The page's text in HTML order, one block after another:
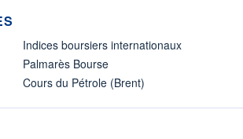
Indices boursiers internationaux
Palmarès Bourse
Cours du Pétrole (Brent)